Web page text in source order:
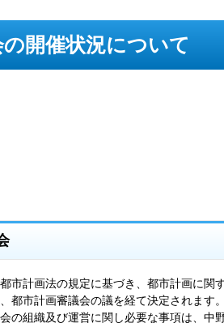
開催状況について
市計画法の規定に基づき、都市計画に関
都市計画審議会の議を経て決定されます。
の組織及び運営に関し必要な事項は、中